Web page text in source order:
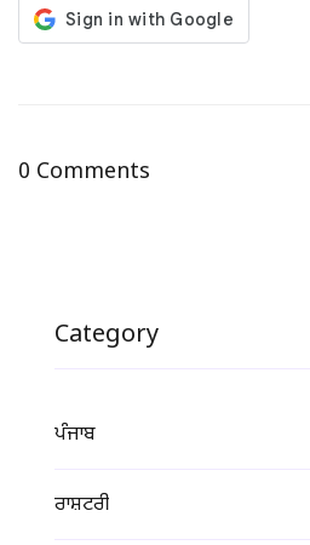
0 Comments
Category
ਪੰਜਾਬ
ਰਾਸ਼ਟਰੀ